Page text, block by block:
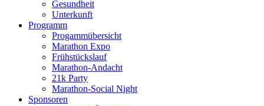
Gesundheit
Unterkunft
Programm
Progammübersicht
Marathon Expo
Frühstückslauf
Marathon-Andacht
21k Party
Marathon-Social Night
Sponsoren